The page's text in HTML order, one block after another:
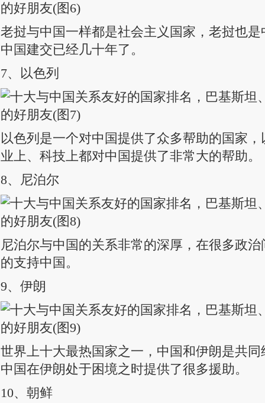
老挝与中国一样都是社会主义国家，老挝也
中国建交已经几十年了。
7、以色列
以色列是一个对中国提供了众多帮助的国家
业上、科技上都对中国提供了非常大的帮助。
8、尼泊尔
尼泊尔与中国的关系非常的深厚，在很多政
的支持中国。
9、伊朗
世界上十大最热国家之一，中国和伊朗是共
中国在伊朗处于困境之时提供了很多援助。
10、朝鲜